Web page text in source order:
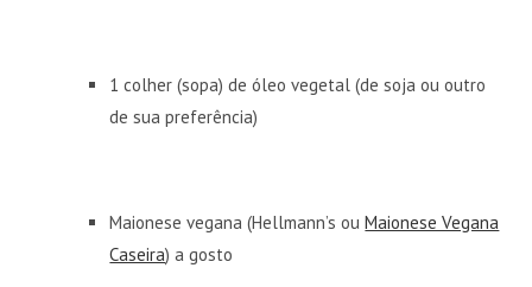
1 colher (sopa) de óleo vegetal (de soja ou outro
de sua preferência)
Maionese vegana (Hellmann’s ouMaionese Vegana
Caseira) a gosto